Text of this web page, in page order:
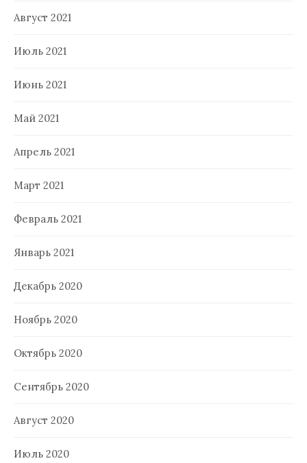
Август 2021
Июль 2021
Июнь 2021
Май 2021
Апрель 2021
Март 2021
Февраль 2021
Январь 2021
Декабрь 2020
Ноябрь 2020
Октябрь 2020
Сентябрь 2020
Август 2020
Июль 2020